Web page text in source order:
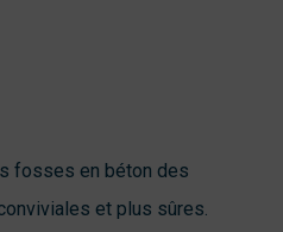
fosses en béton des
et plus sûres.